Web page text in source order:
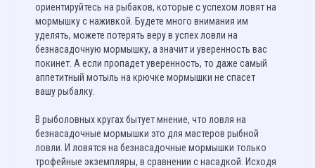
ориентируйтесь на рыбаков, которые с успехом ловят на
мормышку с наживкой. Будете много внимания им
уделять, можете потерять веру в успех ловли на
безнасадочную мормышку, а значит и уверенность вас
покинет. А если пропадет уверенность, то даже самый
аппетитный мотыль на крючке мормышки не спасет
вашу рыбалку.
В рыболовных кругах бытует мнение, что ловля на
безнасадочные мормышки это для мастеров рыбной
ловли. И ловятся на безнасадочные мормышки только
трофейные экземпляры, в сравнении с насадкой. Исходя